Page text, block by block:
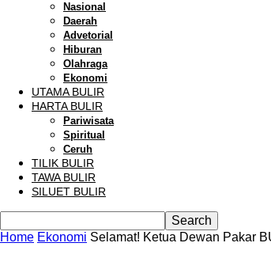
Nasional
Daerah
Advetorial
Hiburan
Olahraga
Ekonomi
UTAMA BULIR
HARTA BULIR
Pariwisata
Spiritual
Ceruh
TILIK BULIR
TAWA BULIR
SILUET BULIR
Home Ekonomi Selamat! Ketua Dewan Pakar